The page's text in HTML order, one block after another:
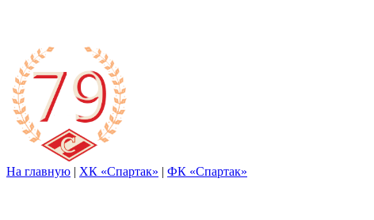
На главную | ХК «Спартак» | ФК «Спартак»